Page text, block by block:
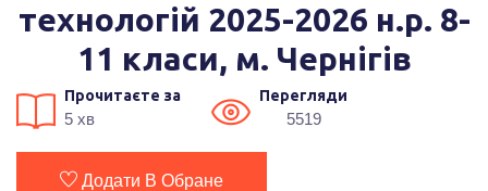
технологій 2025-2026 н.р. 8-
11 класи, м. Чернігів
Прочитаєте за
5 хв
Перегляди
5519
Додати В Обране